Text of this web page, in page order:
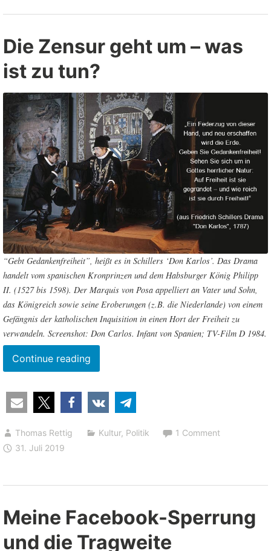
freier
Marktwirtschaft”
Die Zensur geht um – was
ist zu tun?
“Gebt Gedankenfreiheit”, heißt es in Schillers ‘Don Karlos’. Das Drama
handelt vom spanischen Kronprinzen und dem Habsburger König Philipp
II. (1527 bis 1598). Der Marquis von Posaappelliertan Vater und Sohn,
das Königreich sowie seine Eroberungen (z.B. die Niederlande) von einem
Gefängnis der katholischen Inquisition in einen Hort der Freiheit zu
verwandeln. Screenshot: Don Carlos. Infant von Spanien; TV-Film D 1984.
Continue reading
Zensur
geht
um
Thomas Rettig Kultur, Politik
1 Comment
31. Juli 2019
Meine Facebook-Sperrung
und die Tragweite